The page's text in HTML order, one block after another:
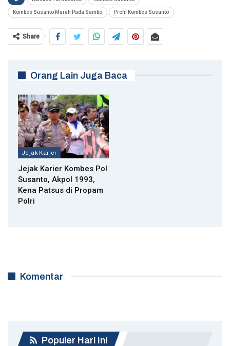
Kombes Susanto Marah Pada Sambo Profil Kombes Susanto
Share
Orang Lain Juga Baca
Jejak Karier
Jejak Karier Kombes Pol
Susanto, Akpol 1993,
Kena Patsus di Propam
Polri
Komentar
Populer Hari Ini